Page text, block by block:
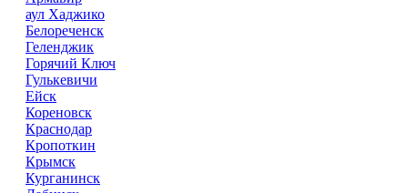
аул Хаджико
Белореченск
Геленджик
Горячий Ключ
Гулькевичи
Ейск
Кореновск
Краснодар
Кропоткин
Крымск
Курганинск